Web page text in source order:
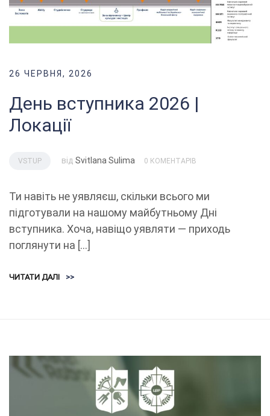
26 ЧЕРВНЯ, 2026
День вступника 2026 |
Локації
VSTUP від Svitlana Sulima 0 КОМЕНТАРІВ
Ти навіть не уявляєш, скільки всього ми
підготували на нашому майбутньому Дні
вступника. Хоча, навіщо уявляти — приходь
поглянути на […]
ЧИТАТИ ДАЛІ >>